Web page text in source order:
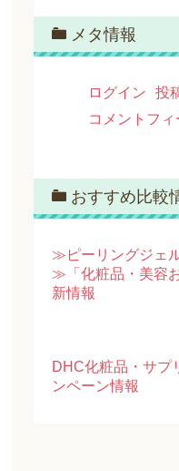
メタ情報
ログイン
投
コメントフィ
おすすめ比較
≫ピーリングジェ
≫「化粧品・美容
新情報
DHC化粧品・サプ
ンペーン情報